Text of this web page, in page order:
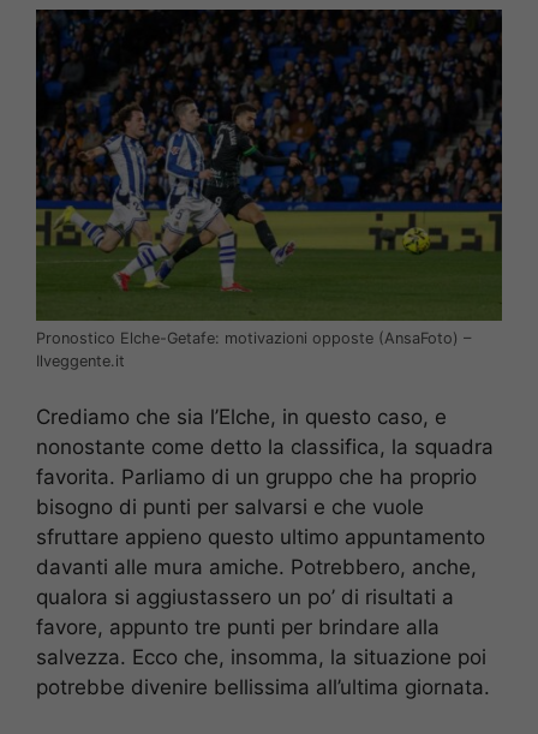
Pronostico Elche-Getafe: motivazioni opposte (AnsaFoto) –
Ilveggente.it
Crediamo che sia l’Elche, in questo caso, e
nonostante come detto la classifica, la squadra
favorita. Parliamo di un gruppo che ha proprio
bisogno di punti per salvarsi e che vuole
sfruttare appieno questo ultimo appuntamento
davanti alle mura amiche. Potrebbero, anche,
qualora si aggiustassero un po’ di risultati a
favore, appunto tre punti per brindare alla
salvezza. Ecco che, insomma, la situazione poi
potrebbe divenire bellissima all’ultima giornata.